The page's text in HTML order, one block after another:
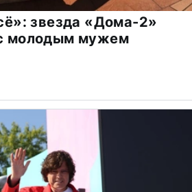
звезда «Дома-2»
молодым мужем